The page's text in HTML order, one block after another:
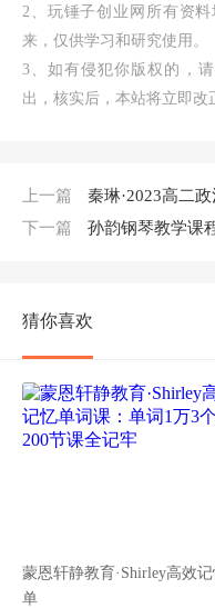
2、玩锤子创业网所有资
来，仅供学习和研究使用。
3、如有侵犯你版权的，请
出，核实后，本站将立即改
上一篇
秦琳·2023高二
下一篇
孙韵钢琴教学课
猜你喜欢
蒙恩轩静教育·Shirley高效
单